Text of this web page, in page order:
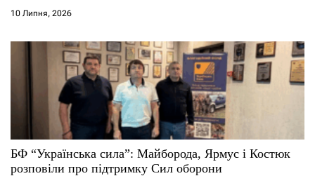
10 Липня, 2026
БФ “Українська сила”: Майборода, Ярмус і Костюк
розповіли про підтримку Сил оборони